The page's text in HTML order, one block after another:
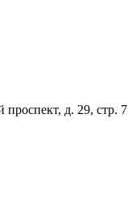
д. 29, стр. 7